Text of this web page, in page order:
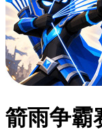
箭雨争霸